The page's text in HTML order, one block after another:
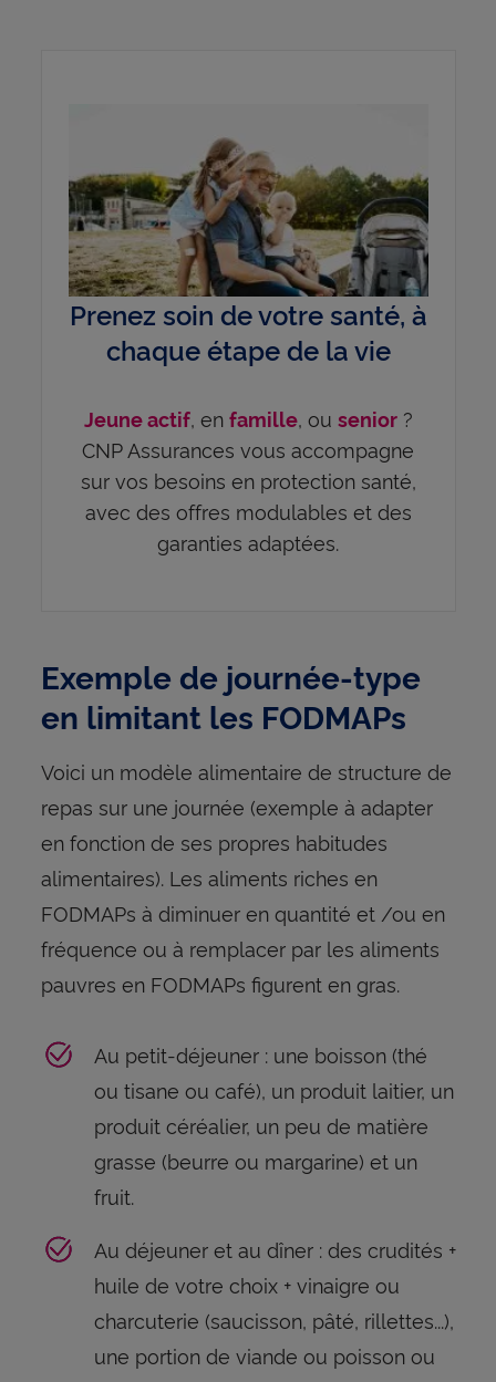
Prenez soin de votre santé, à
chaque étape de la vie
Jeune actif, en famille, ou senior?
CNP Assurances vous accompagne
sur vos besoins en protection santé,
avec des offres modulables et des
garanties adaptées.
Exemple de journée-type
en limitant les FODMAPs
Voici un modèle alimentaire de structure de
repas sur une journée (exemple à adapter
en fonction de ses propres habitudes
alimentaires). Les aliments riches en
FODMAPs à diminuer en quantité et /ou en
fréquence ou à remplacer par les aliments
pauvres en FODMAPs figurent en gras.
Au petit-déjeuner : une boisson (thé
ou tisane ou café), un produit laitier, un
produit céréalier, un peu de matière
grasse (beurre ou margarine) et un
fruit.
Au déjeuner et au dîner : des crudités +
huile de votre choix + vinaigre ou
charcuterie (saucisson, pâté, rillettes...),
une portion de viande ou poisson ou